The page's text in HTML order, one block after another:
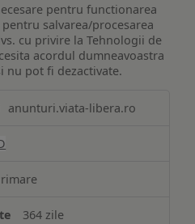
pentru functionarea
salvarea/procesarea
cu privire la Tehnologii de
acordul dumneavoastra
nu pot fi dezactivate.
anunturi.viata-libera.ro
364 zile